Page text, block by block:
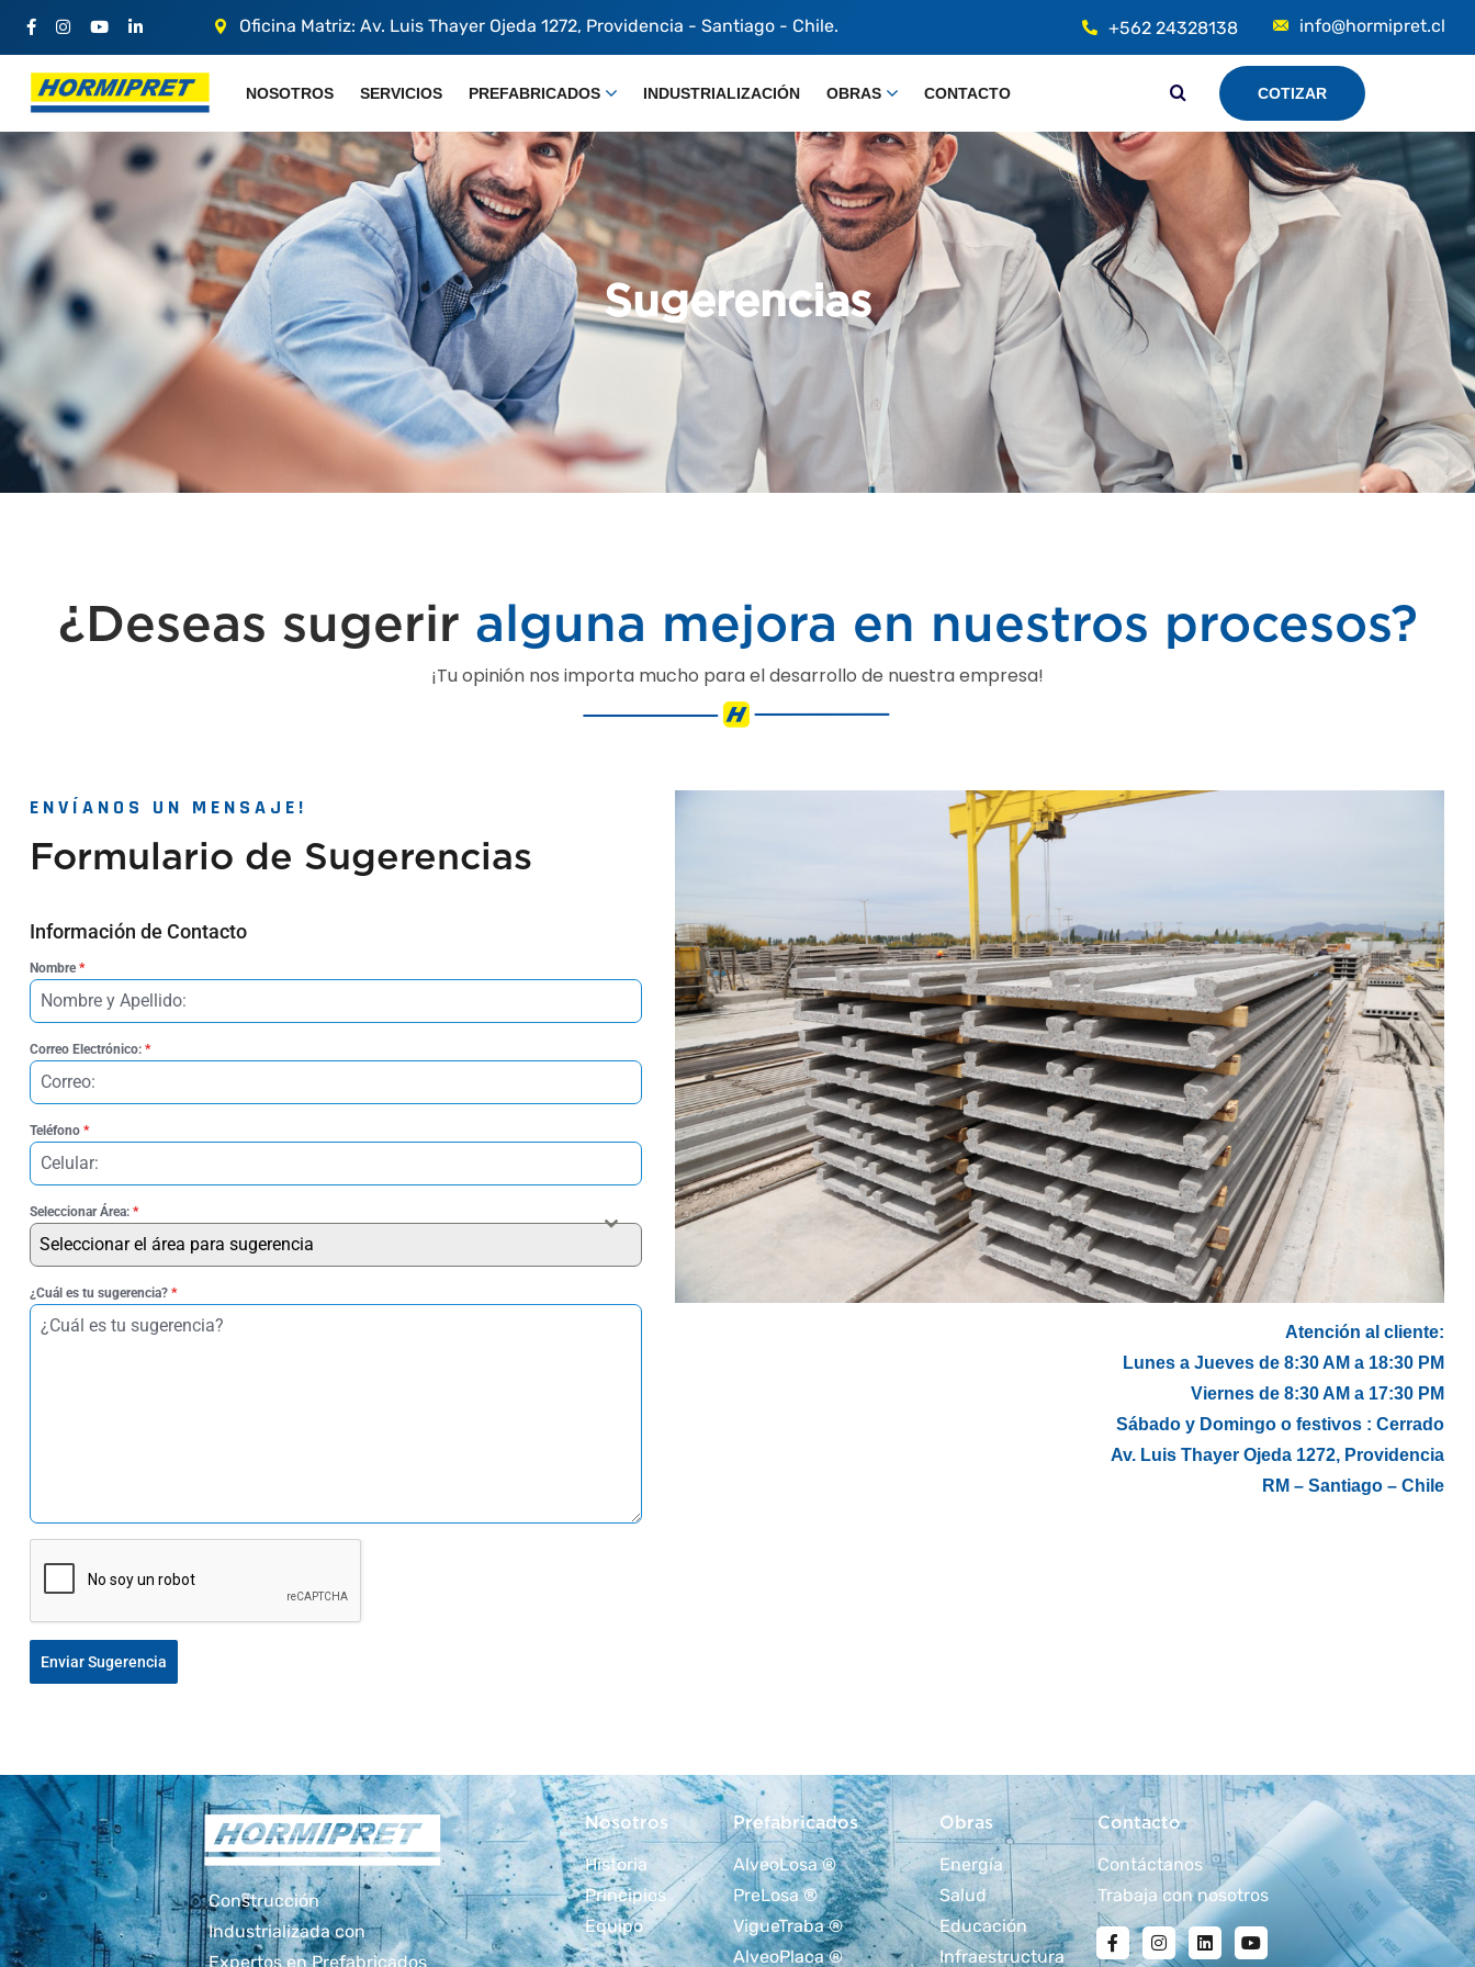
Oficina Matriz: Av. Luis Thayer Ojeda 1272, Providencia - Santiago - Chile. +562 24328138 info@hormipret.cl
NOSOTROS SERVICIOS PREFABRICADOS INDUSTRIALIZACIÓN OBRAS CONTACTO COTIZAR
Sugerencias
¿Deseas sugerir alguna mejora en nuestros procesos?
¡Tu opinión nos importa mucho para el desarrollo de nuestra empresa!
ENVÍANOS UN MENSAJE!
Formulario de Sugerencias
Información de Contacto
Nombre*
Correo Electrónico: *
Teléfono *
Seleccionar Área: *
Seleccionar el área para sugerencia
¿Cuál es tu sugerencia? *
Enviar Sugerencia
Atención al cliente:
Lunes a Jueves de 8:30 AM a 18:30 PM
Viernes de 8:30 AM a 17:30 PM
Sábado y Domingo o festivos : Cerrado
Av. Luis Thayer Ojeda 1272, Providencia
RM – Santiago – Chile
Construcción
Industrializada con
Expertos en Prefabricados
Nosotros
Historia
Principios
Equipo
Prefabricados
AlveoLosa ®
PreLosa ®
VigueTraba ®
AlveoPlaca ®
Obras
Energía
Salud
Educación
Infraestructura
Contacto
Contáctanos
Trabaja con nosotros